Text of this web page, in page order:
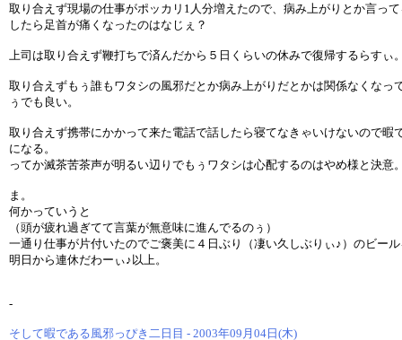
取り合えず現場の仕事がポッカリ1人分増えたので、病み上がりとか言っ
したら足首が痛くなったのはなじぇ？
上司は取り合えず鞭打ちで済んだから５日くらいの休みで復帰するらすぃ
取り合えずもぅ誰もワタシの風邪だとか病み上がりだとかは関係なくなっ
ぅでも良い。
取り合えず携帯にかかって来た電話で話したら寝てなきゃいけないので暇
になる。
ってか滅茶苦茶声が明るい辺りでもぅワタシは心配するのはやめ様と決意
ま。
何かっていうと
（頭が疲れ過ぎてて言葉が無意味に進んでるのぅ）
一通り仕事が片付いたのでご褒美に４日ぶり（凄い久しぶりぃ♪）のビー
明日から連休だわーぃ♪以上。
-
そして暇である風邪っぴき二日目 - 2003年09月04日(木)